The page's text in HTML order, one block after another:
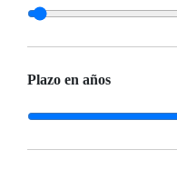
Plazo en años